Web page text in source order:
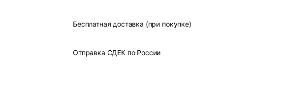
Бесплатная доставка (при покупке)
Отправка СДЕК по России